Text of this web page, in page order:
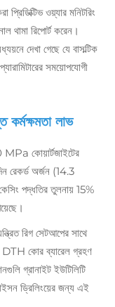
ওয়্যার মনিটরিং
থামা রিপোর্ট করেন।
দেখা গেছে যে বাসল্টিক
সময়োপযোগী
কর্মক্ষমতা লাভ
কোয়ার্টজাইটের
রেকর্ড অর্জন (14.3
পদ্ধতির তুলনায় 15%
রিগ সেটআপের সাথে
DTH কোর ব্যারেল গ্রহণ
গ্রানাইট ইউটিলিটি
ড্রিলিংয়ের জন্য এই